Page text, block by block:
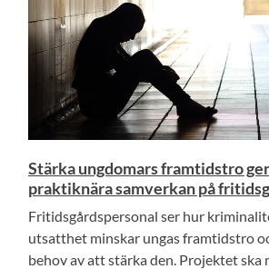
Stärka ungdomars framtidstro
praktiknära samverkan på
Fritidsgårdspersonal ser hur
utsatthet minskar ungas framtidstro
behov av att stärka den. Projektet ska